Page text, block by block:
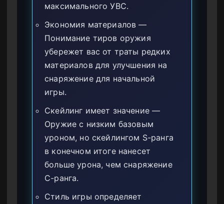
максимального УВС.
Экономия материалов —
Понимание тиров оружия
убережет вас от траты редких
материалов для улучшения на
снаряжение для начальной
игры.
Скейлинг имеет значение —
Оружие с низким базовым
уроном, но скейлингом S-ранга
в конечном итоге нанесет
больше урона, чем снаряжение
C-ранга.
Стиль игры определяет